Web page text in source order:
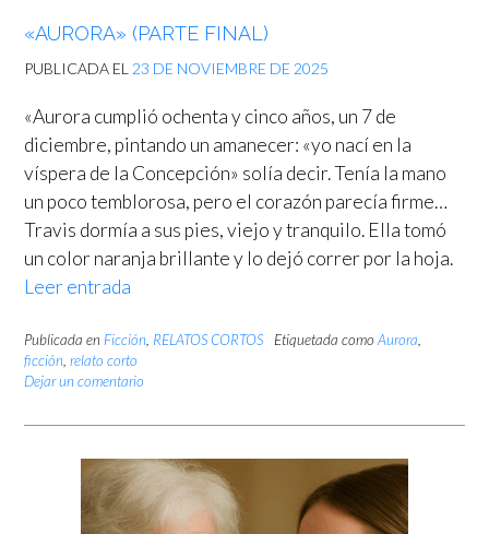
«AURORA» (PARTE FINAL)
PUBLICADA EL 23 DE NOVIEMBRE DE 2025
«Aurora cumplió ochenta y cinco años, un 7 de
diciembre, pintando un amanecer: «yo nací en la
víspera de la Concepción» solía decir. Tenía la mano
un poco temblorosa, pero el corazón parecía firme…
Travis dormía a sus pies, viejo y tranquilo. Ella tomó
un color naranja brillante y lo dejó correr por la hoja.
Leer entrada
Publicada en Ficción RELATOS CORTOS Etiquetada como Aurora
ficción relato corto
Dejar un comentario